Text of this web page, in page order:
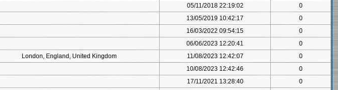
05/11/2018 22:19:02
0
13/05/2019 10:42:17
0
16/03/2022 09:54:15
0
06/06/2023 12:20:41
0
London, England, United Kingdom 11/08/2023 12:42:07
0
10/08/2023 12:42:46
0
17/11/2021 13:28:40
0